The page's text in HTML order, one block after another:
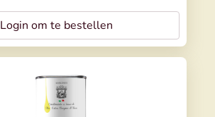
Login om te bestellen